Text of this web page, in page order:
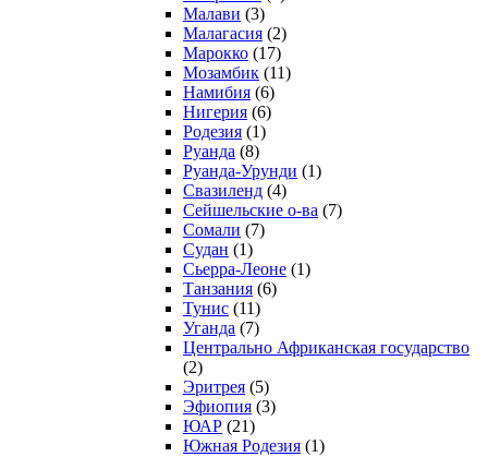
Малави (3)
Малагасия (2)
Марокко (17)
Мозамбик (11)
Намибия (6)
Нигерия (6)
Родезия (1)
Руанда (8)
Руанда-Урунди (1)
Свазиленд (4)
Сейшельские о-ва (7)
Сомали (7)
Судан (1)
Сьерра-Леоне (1)
Танзания (6)
Тунис (11)
Уганда (7)
Центрально Африканская государство
(2)
Эритрея (5)
Эфиопия (3)
ЮАР (21)
Южная Родезия (1)